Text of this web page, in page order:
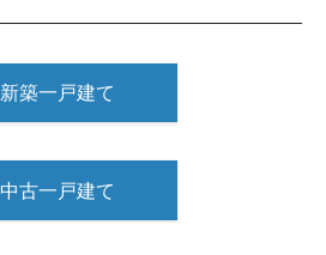
新築一戸建て
中古一戸建て